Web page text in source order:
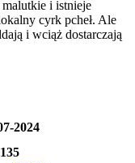
i istnieje
cyrk pcheł. Ale
i wciąż dostarczają
2024
135